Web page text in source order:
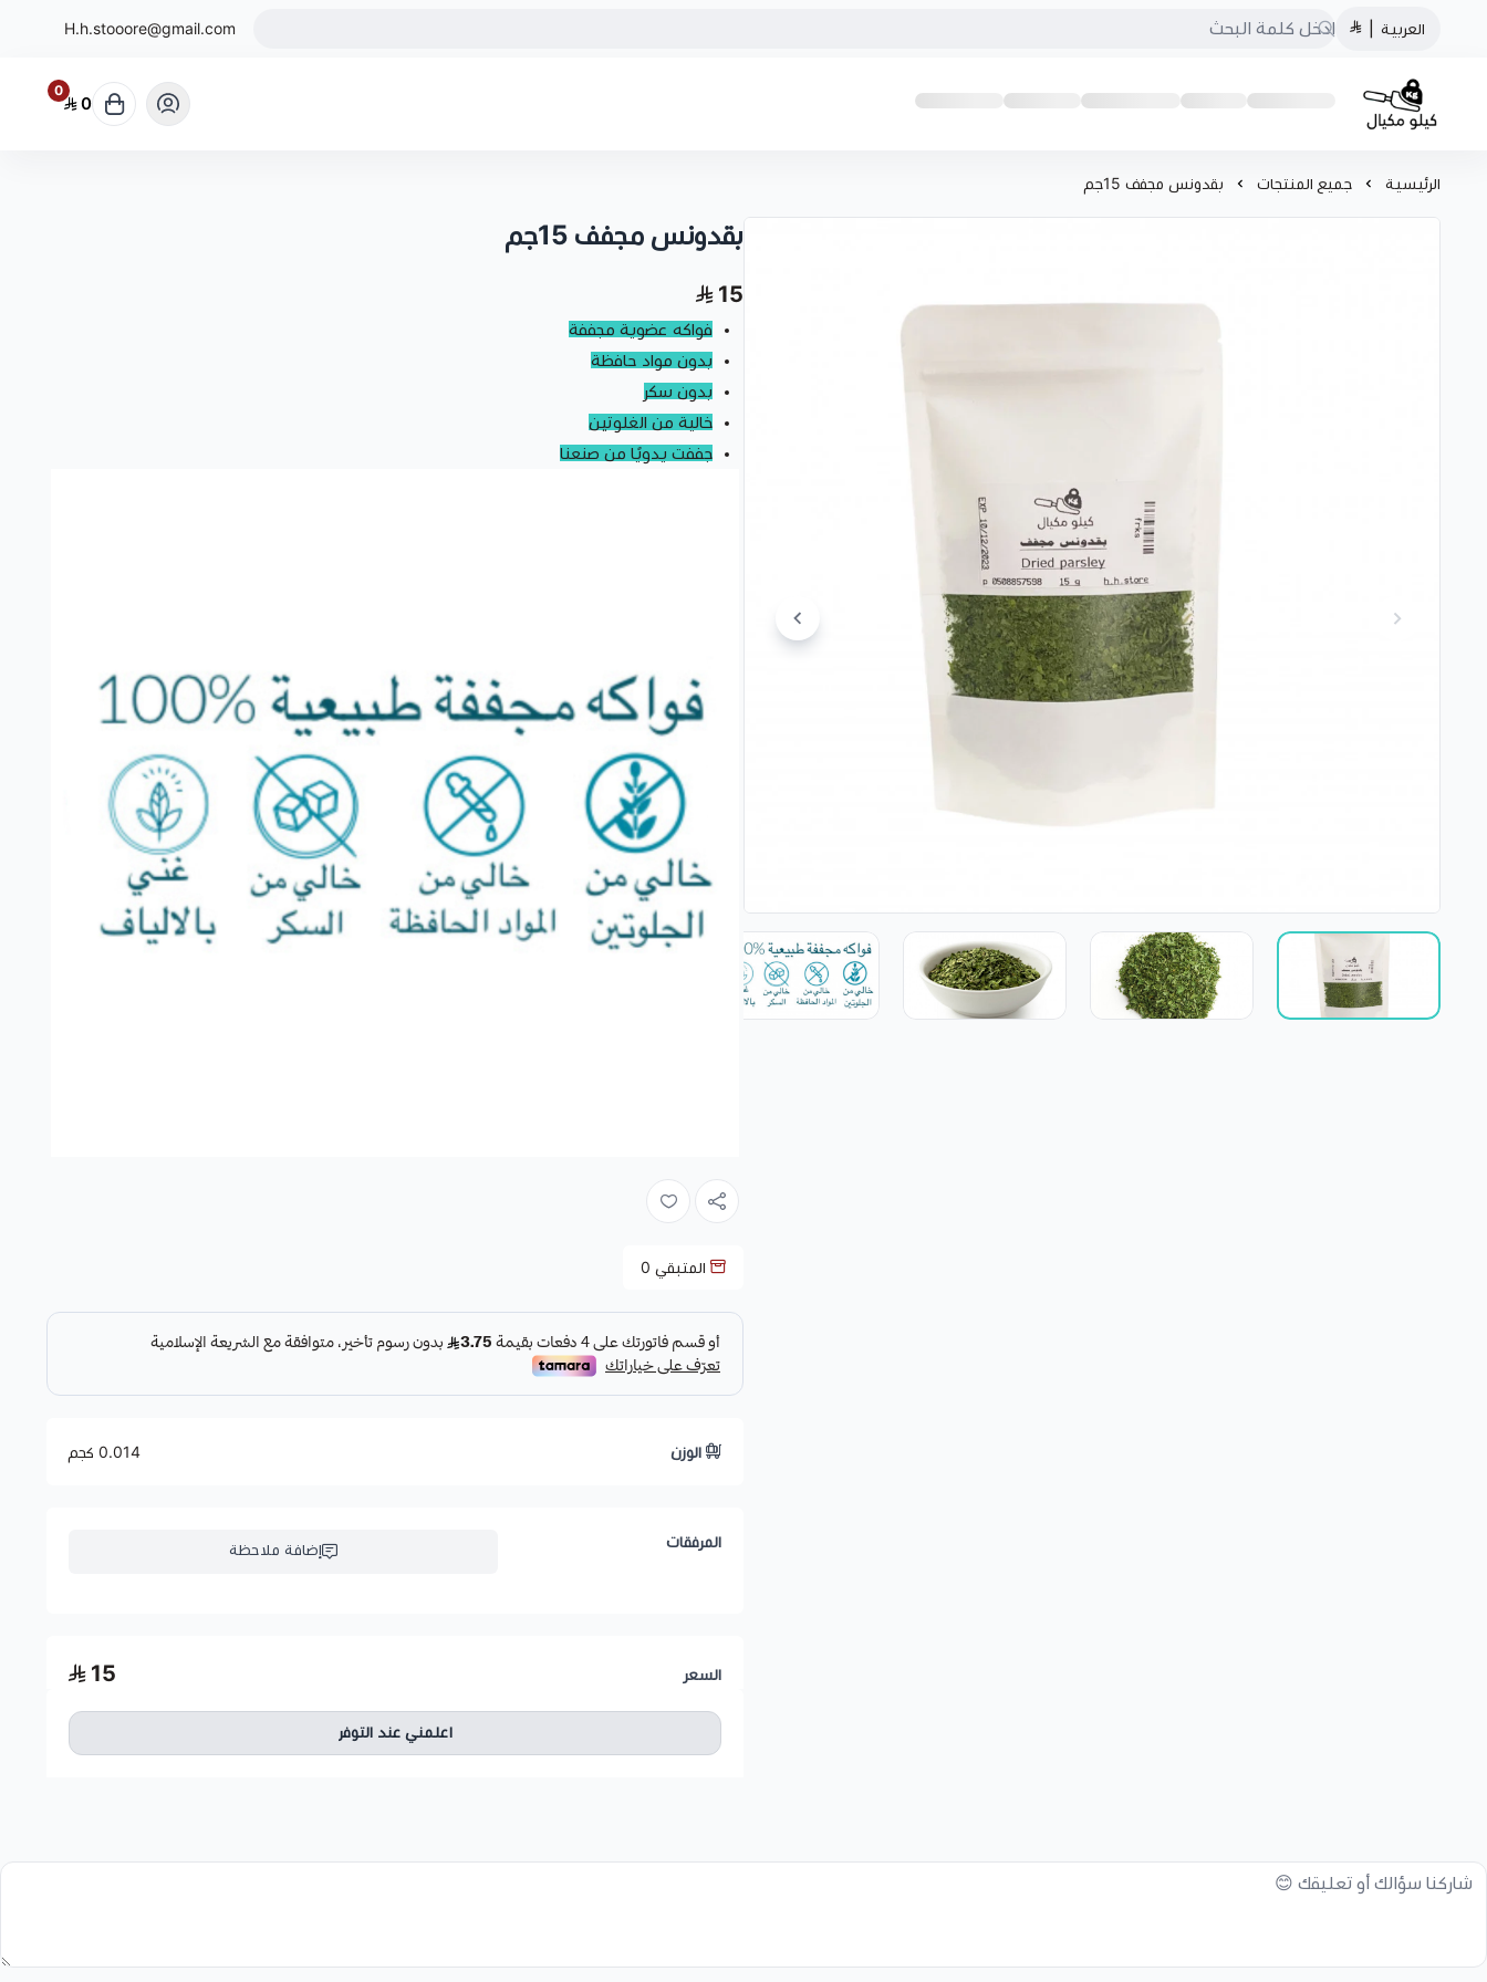
العربية H.h.stooore@gmail.com
كيلو مكيال
0
0
الرئيسية جميع المنتجات بقدونس مجفف 15جم
بقدونس مجفف 15جم
15
فواكه عضوية مجففة
بدون مواد حافظة
بدون سكر
خالية من الغلوتين
جففت يدويًا من صنعنا
المتبقي 0
الوزن 0.014 كجم
المرفقات إضافة ملاحظة
السعر 15
اعلمني عند التوفر